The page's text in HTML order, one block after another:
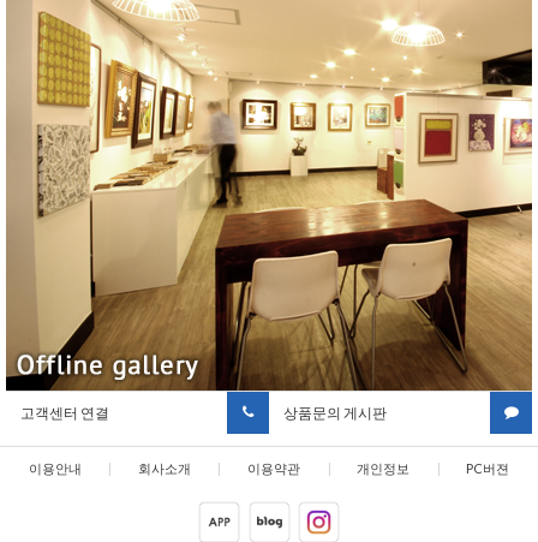
고객센터 연결 상품문의 게시판
이용안내 회사소개 이용약관 개인정보 PC버젼